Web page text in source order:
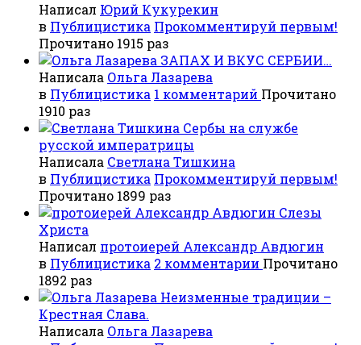
Написал Юрий Кукурекин
в Публицистика Прокомментируй первым!
Прочитано 1915 раз
ЗАПАХ И ВКУС СЕРБИИ…
Написала Ольга Лазарева
в Публицистика 1 комментарий Прочитано
1910 раз
Сербы на службе
русской императрицы
Написала Светлана Тишкина
в Публицистика Прокомментируй первым!
Прочитано 1899 раз
Слезы
Христа
Написал протоиерей Александр Авдюгин
в Публицистика 2 комментарии Прочитано
1892 раз
Неизменные традиции –
Крестная Слава.
Написала Ольга Лазарева